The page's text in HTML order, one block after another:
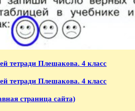
тетради Плешакова. 4 класс
тетради Плешакова. 4 класс
страница сайта)